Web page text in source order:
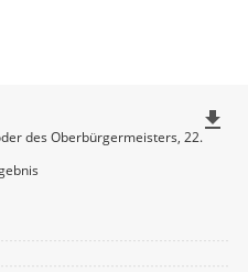
des Oberbürgermeisters, 22.
file_download